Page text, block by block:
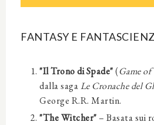
FANTASY E
"Il Trono di Spade"(Game
dalla sagaLe Cronache del
George R.R. Martin.
"The Witcher" – Basata sui